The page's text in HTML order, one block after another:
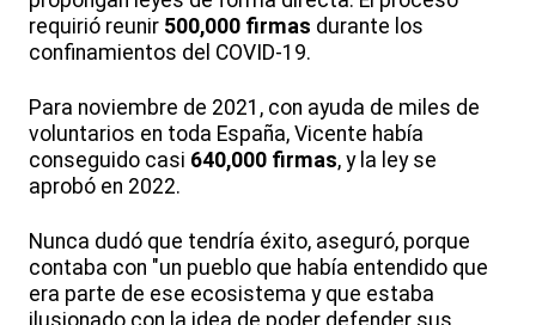
requirió reunir 500,000 firmas durante los
confinamientos del COVID-19.
Para noviembre de 2021, con ayuda de miles de
voluntarios en toda España, Vicente había
conseguido casi 640,000 firmas, y la ley se
aprobó en 2022.
Nunca dudó que tendría éxito, aseguró, porque
contaba con "un pueblo que había entendido que
era parte de ese ecosistema y que estaba